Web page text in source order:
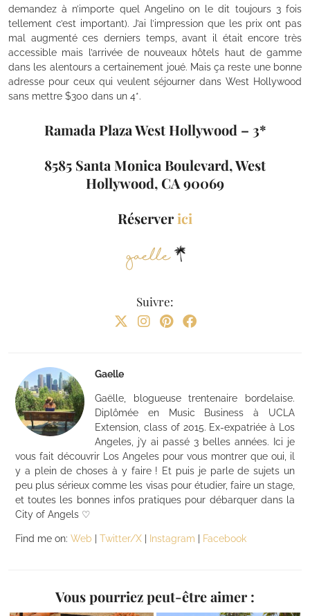
demandez à n’importe quel Angelino on le dit toujours 3 fois
tellement c’est important). J’ai l’impression que les prix ont pas
mal augmenté ces derniers temps, avant il était encore très
accessible mais l’arrivée de nouveaux hôtels haut de gamme
dans les alentours a certainement joué. Mais ça reste une bonne
adresse pour ceux qui veulent séjourner dans West Hollywood
sans mettre $300 dans un 4*.
Ramada Plaza West Hollywood – 3*
8585 Santa Monica Boulevard, West
Hollywood, CA 90069
Réserverici
Suivre:
Gaelle
Gaëlle, blogueuse trentenaire bordelaise.
Diplômée en Music Business à UCLA
Extension, class of 2015. Ex-expatriée à Los
Angeles, j’y ai passé 3 belles années. Ici je
vous fait découvrir Los Angeles pour vous montrer que oui, il
y a plein de choses à y faire ! Et puis je parle de sujets un
peu plus sérieux comme les visas pour étudier, faire un stage,
et toutes les bonnes infos pratiques pour débarquer dans la
City of Angels ♡
Find me on: Web Twitter/X Instagram Facebook
Vous pourriez peut-être aimer :